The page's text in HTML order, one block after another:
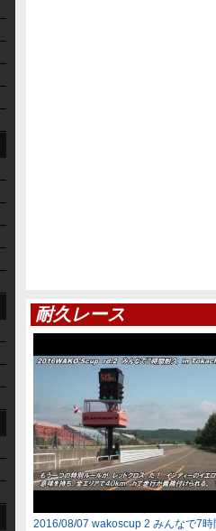
耐久レース
2016/08/07 wakoscup 2 みんなで7時